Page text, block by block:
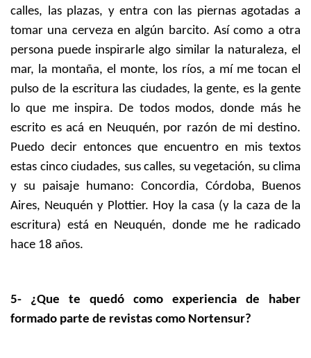
calles, las plazas, y entra con las piernas agotadas a
tomar una cerveza en algún barcito. Así como a otra
persona puede inspirarle algo similar la naturaleza, el
mar, la montaña, el monte, los ríos, a mí me tocan el
pulso de la escritura las ciudades, la gente, es la gente
lo que me inspira. De todos modos, donde más he
escrito es acá en Neuquén, por razón de mi destino.
Puedo decir entonces que encuentro en mis textos
estas cinco ciudades, sus calles, su vegetación, su clima
y su paisaje humano: Concordia, Córdoba, Buenos
Aires, Neuquén y Plottier. Hoy la casa (y la caza de la
escritura) está en Neuquén, donde me he radicado
hace 18 años.
5- ¿Que te quedó como experiencia de haber
formado parte de revistas como Nortensur?